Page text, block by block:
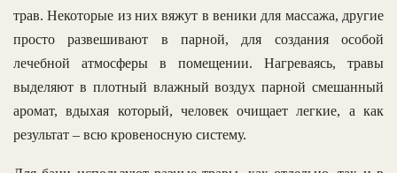
трав. Некоторые из них вяжут в веники для массажа, другие
просто развешивают в парной, для создания особой
лечебной атмосферы в помещении. Нагреваясь, травы
выделяют в плотный влажный воздух парной смешанный
аромат, вдыхая который, человек очищает легкие, а как
результат – всю кровеносную систему.